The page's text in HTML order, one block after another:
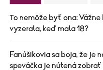
To nemôže byť ona:
vyzerala, keď mala 18?
Fanúšikovia sa boja, že je
speváčka je nútená zobrať